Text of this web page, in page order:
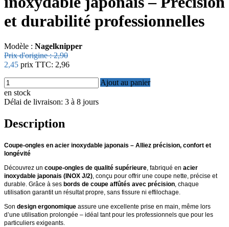
et durabilité professionnelles
Modèle : Nagelknipper
Prix ​​d'origine :2,90
2,45 prix TTC: 2,96
Ajout au panier
en stock
Délai de livraison: 3 à 8 jours
Description
Coupe-ongles en acier inoxydable japonais – Alliez précision, confort et
longévité
Découvrez un coupe-ongles de qualité supérieure , fabriqué en acier
inoxydable japonais (INOX J/2) , conçu pour offrir une coupe nette, précise et
durable. Grâce à ses bords de coupe affûtés avec précision , chaque
utilisation garantit un résultat propre, sans fissure ni effilochage.
Son design ergonomique assure une excellente prise en main, même lors
d’une utilisation prolongée – idéal tant pour les professionnels que pour les
particuliers exigeants.